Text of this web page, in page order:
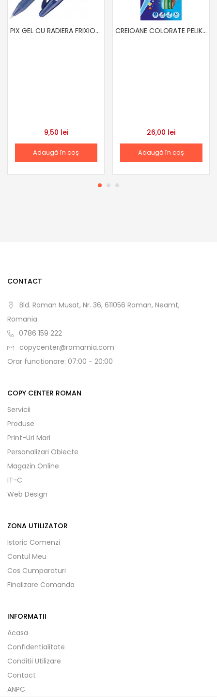
PIX GEL CU RADIERA FRIXION ALBASTRU 0.7MM
9,50 lei
Adaugă în coș
CREIOANE COLORATE PELIKAN CU RADIERA
26,00 lei
Adaugă în coș
CONTACT
Bld. Roman Musat, Nr. 36, 611056 Roman, Neamt,
Romania
0786 159 222
copycenter@romarnia.com
Orar functionare: 07:00 - 20:00
COPY CENTER ROMAN
Servicii
Produse
Print-Uri Mari
Personalizari Obiecte
Magazin Online
IT-C
Web Design
ZONA UTILIZATOR
Istoric Comenzi
Contul Meu
Cos Cumparaturi
Finalizare Comanda
INFORMATII
Acasa
Confidentialitate
Conditii Utilizare
Contact
ANPC